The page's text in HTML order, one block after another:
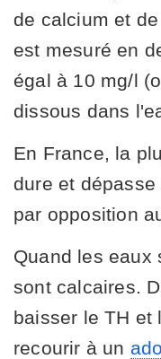
de calcium et
est mesuré en
égal à 10 mg/l
dissous dans
En France, la
dure et dépasse
par opposition
Quand les eaux
sont calcaires.
baisser le TH et
recourir à un